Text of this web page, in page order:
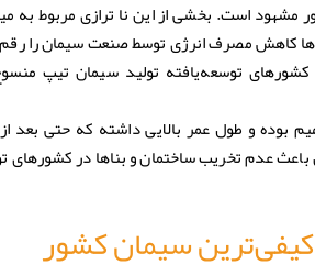
مشهود است. بخشی از این نا ترازی مربوط
کاهش مصرف انرژی توسط صنعت سیمان را
توسعه‌یافته تولید سیمان تیپ
عدم تخریب ساختمان و بناها در
سیمان کشور